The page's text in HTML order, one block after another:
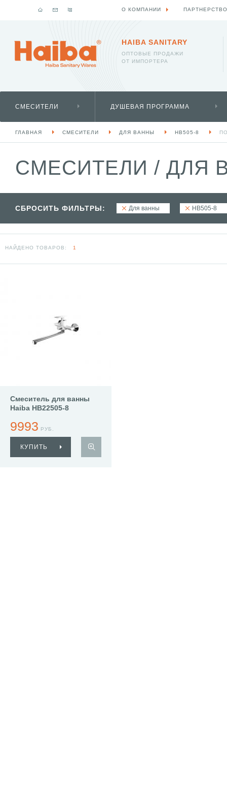
HAIBA SANITARY
ОПТОВЫЕ ПРОДАЖИ
ОТ ИМПОРТЕРА
СМЕСИТЕЛИ ДУШЕВАЯ ПРОГРАММА
ГЛАВНАЯ СМЕСИТЕЛИ ДЛЯ ВАННЫ HB505-8
СМЕСИТЕЛИ / ДЛЯ
СБРОСИТЬ ФИЛЬТРЫ: Для ванны HB505-8
НАЙДЕНО ТОВАРОВ: 1
Смеситель для ванны
Haiba HB22505-8
9993 РУБ.
КУПИТЬ
О КОМПАНИИ ПАРТНЕРСТВО